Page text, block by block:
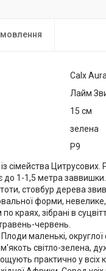
Cаlx
Лайм
15 см
зелена
Р9
сімейства
до 1-1,5 метра
стовбур дерева
форми,
краях, зібрані в
червень.
маленькі,
м'якоть світло-
практично у всіх